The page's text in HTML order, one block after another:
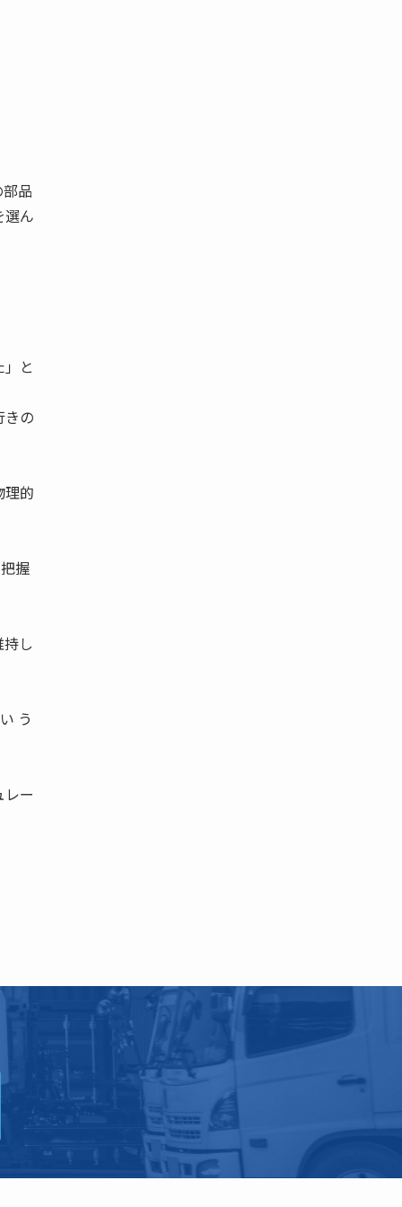
品
選ん
と
の
理的
握
し
う
ー